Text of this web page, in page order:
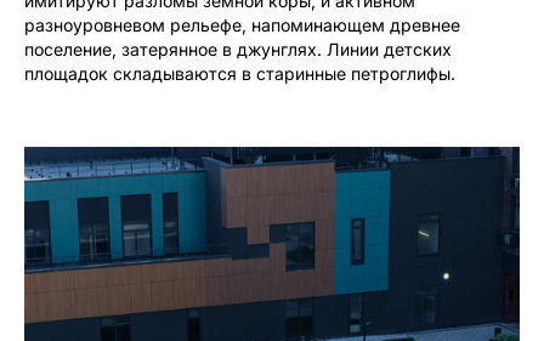
разноуровневом рельефе, напоминающем древнее
поселение, затерянное в джунглях. Линии детских
площадок складываются в старинные петроглифы.